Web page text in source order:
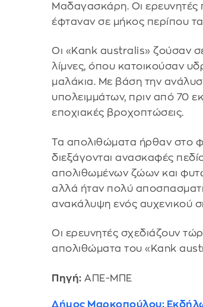
Μαδαγασκάρη. Οι ερευνητές
έφταναν σε μήκος περίπου
Οι «Kank australis» ζούσαν σε
λίμνες, όπου κατοικούσαν
μαλάκια. Με βάση την
υπολειμμάτων, πριν από 70
εποχιακές βροχοπτώσεις.
Τα απολιθώματα ήρθαν στο
διεξάγονται ανασκαφές
απολιθωμένων ζώων και
αλλά ήταν πολύ
ανακάλυψη ενός αυχενικού
Οι ερευνητές σχεδιάζουν
απολιθώματα του «Kank
Πηγή: ΑΠΕ-ΜΠΕ
Δήμος Μαρκοπούλου: